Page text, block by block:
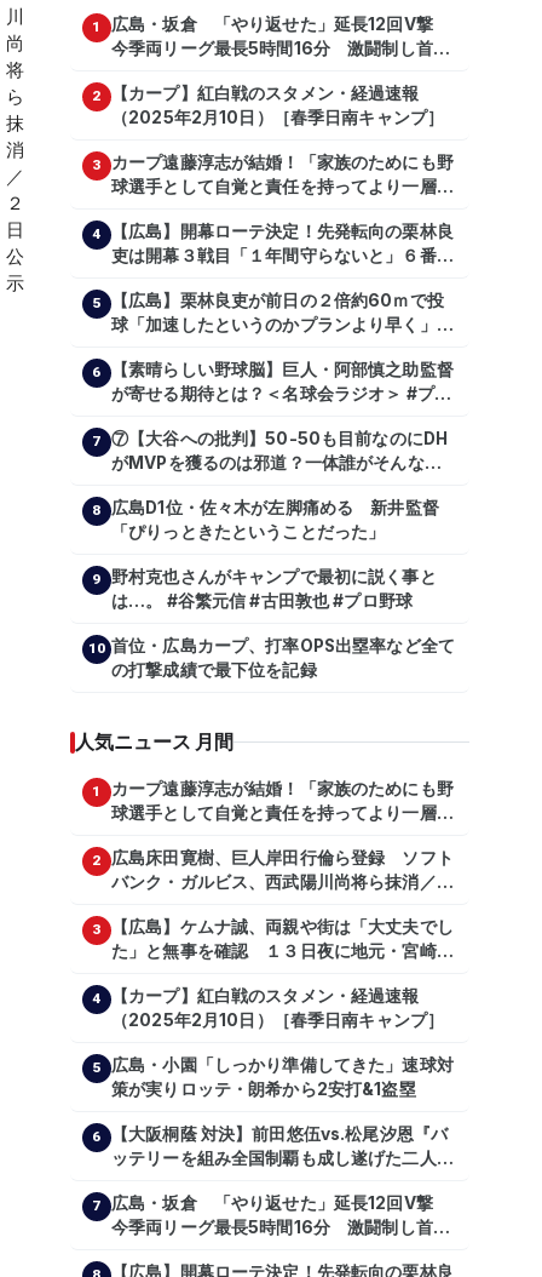
1
広島・坂倉 「やり返せた」延長12回V撃
今季両リーグ最長5時間16分 激闘制し首位
2
【カープ】紅白戦のスタメン・経過速報
（2025年2月10日）［春季日南キャンプ］
3
カープ遠藤淳志が結婚！「家族のためにも野
球選手として自覚と責任を持ってより一層頑
4
【広島】開幕ローテ決定！先発転向の栗林良
吏は開幕３戦目「１年間守らないと」６番手
5
【広島】栗林良吏が前日の２倍約60ｍで投
球「加速したというのかプランより早く」自
6
【素晴らしい野球脳】巨人・阿部慎之助監督
が寄せる期待とは？＜名球会ラジオ＞ #プロ
山礼都 #泉口友汰 #石井琢朗 #shorts
7
⑦【大谷への批判】50-50も目前なのにDH
がMVPを獲るのは邪道？一体誰がそんな事
【shoheiohtani】【池田親興】【高橋慶
彦】【広島東洋カープ】【プロ野球】
8
広島D1位・佐々木が左脚痛める 新井監督
「ぴりっときたということだった」
9
野村克也さんがキャンプで最初に説く事と
は…。 #谷繁元信 #古田敦也 #プロ野球
10 首位・広島カープ、打率OPS出塁率など全て
の打撃成績で最下位を記録
人気ニュース 月間
1
カープ遠藤淳志が結婚！「家族のためにも野
球選手として自覚と責任を持ってより一層頑
2
広島床田寛樹、巨人岸田行倫ら登録 ソフト
バンク・ガルビス、西武陽川尚将ら抹消／２
3
【広島】ケムナ誠、両親や街は「大丈夫でし
た」と無事を確認 １３日夜に地元・宮崎県
4
【カープ】紅白戦のスタメン・経過速報
（2025年2月10日）［春季日南キャンプ］
5
広島・小園「しっかり準備してきた」速球対
策が実りロッテ・朗希から2安打&1盗塁
6
【大阪桐蔭 対決】前田悠伍vs.松尾汐恩『バ
ッテリーを組み全国制覇も成し遂げた二人
7
広島・坂倉 「やり返せた」延長12回V撃
今季両リーグ最長5時間16分 激闘制し首位
【広島】開幕ローテ決定！先発転向の栗林良